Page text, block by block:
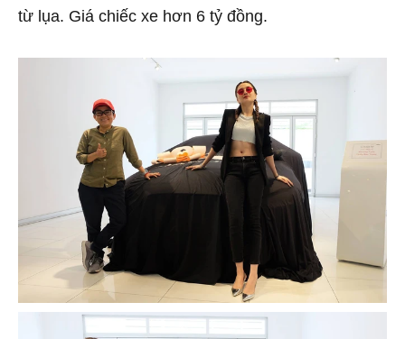
từ lụa. Giá chiếc xe hơn 6 tỷ đồng.